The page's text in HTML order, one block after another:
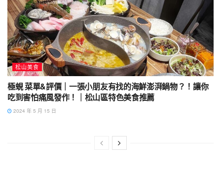
松山美食
極蜆 菜單&評價｜一張小朋友有找的海鮮澎湃鍋物？！讓你
吃到害怕痛風發作！｜松山區特色美食推薦
2024 年 5 月 15 日